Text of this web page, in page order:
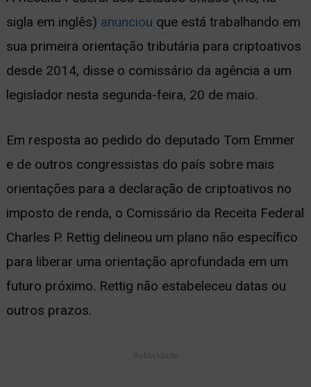
sigla em inglês) anunciou que está trabalhando em
sua primeira orientação tributária para criptoativos
desde 2014, disse o comissário da agência a um
legislador nesta segunda-feira, 20 de maio.
Em resposta ao pedido do deputado Tom Emmer
e de outros congressistas do país sobre mais
orientações para a declaração de criptoativos no
imposto de renda, o Comissário da Receita Federal
Charles P. Rettig delineou um plano não específico
para liberar uma orientação aprofundada em um
futuro próximo. Rettig não estabeleceu datas ou
outros prazos.
Publicidade